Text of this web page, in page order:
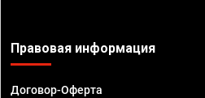
Правовая информация
Договор-Оферта